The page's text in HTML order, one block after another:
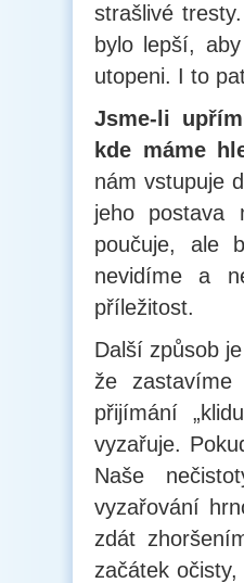
strašlivé
bylo lepší,
utopeni. I to
Jsme-li
kde máme
nám vstupuje
jeho postava
poučuje, ale
nevidíme a
příležitost.
Další způsob
že
přijímání
vyzařuje.
Naše
vyzařování
zdát
začátek